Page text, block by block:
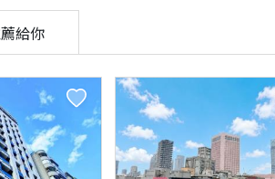
給你